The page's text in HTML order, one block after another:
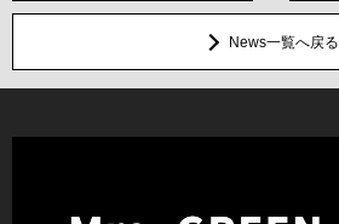
News一覧へ戻る